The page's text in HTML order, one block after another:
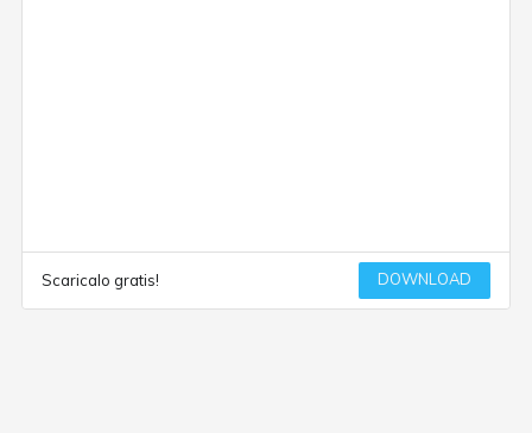
Scaricalo gratis! DOWNLOAD